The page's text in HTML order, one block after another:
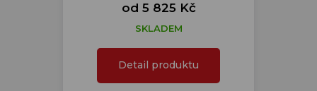
od 5 825 Kč
SKLADEM
Detail produktu